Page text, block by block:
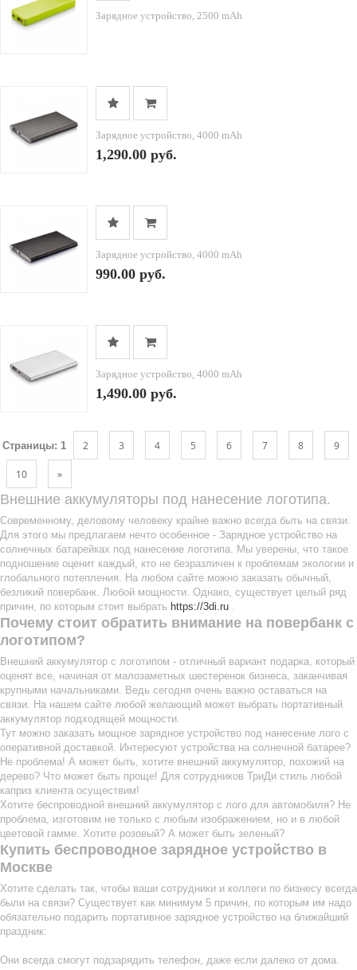
Зарядное устройство, 2500 mAh
Зарядное устройство, 4000 mAh
1,290.00 руб.
Зарядное устройство, 4000 mAh
990.00 руб.
Зарядное устройство, 4000 mAh
1,490.00 руб.
Страницы: 1 2 3 4 5 6 7 8 9
10 »
Внешние аккумуляторы под нанесение логотипа.
Современному, деловому человеку крайне важно всегда быть на связи.
Для этого мы предлагаем нечто особенное - Зарядное устройство на
солнечных батарейках под нанесение логотипа. Мы уверены, что такое
подношение оценит каждый, кто не безразличен к проблемам экологии и
глобального потепления. На любом сайте можно заказать обычный,
безликий повербанк. Любой мощности. Однако, существует целый ряд
причин, по которым стоит выбрать https://3di.ru .
Почему стоит обратить внимание на повербанк с
логотипом?
Внешний аккумулятор с логотипом - отличный вариант подарка, который
оценят все, начиная от малозаметных шестеренок бизнеса, заканчивая
крупными начальниками. Ведь сегодня очень важно оставаться на
связи. На нашем сайте любой желающий может выбрать портативный
аккумулятор подходящей мощности.
Тут можно заказать мощное зарядное устройство под нанесение лого с
оперативной доставкой. Интересуют устройства на солнечной батарее?
Не проблема! А может быть, хотите внешний аккумулятор, похожий на
дерево? Что может быть проще! Для сотрудников ТриДи стиль любой
каприз клиента осуществим!
Хотите беспроводной внешний аккумулятор с лого для автомобиля? Не
проблема, изготовим не только с любым изображением, но и в любой
цветовой гамме. Хотите розовый? А может быть зеленый?
Купить беспроводное зарядное устройство в
Москве
Хотите сделать так, чтобы ваши сотрудники и коллеги по бизнесу всегда
были на связи? Существует как минимум 5 причин, по которым им надо
обязательно подарить портативное зарядное устройство на ближайший
праздник:
Они всегда смогут подзарядить телефон, даже если далеко от дома.